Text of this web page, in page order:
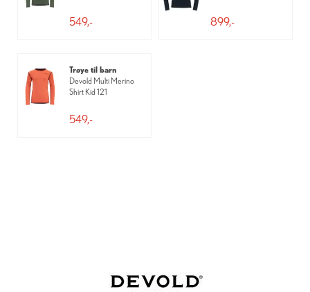
549,- 899,-
Trøye til barn
Devold Multi Merino
Shirt Kid 121
549,-